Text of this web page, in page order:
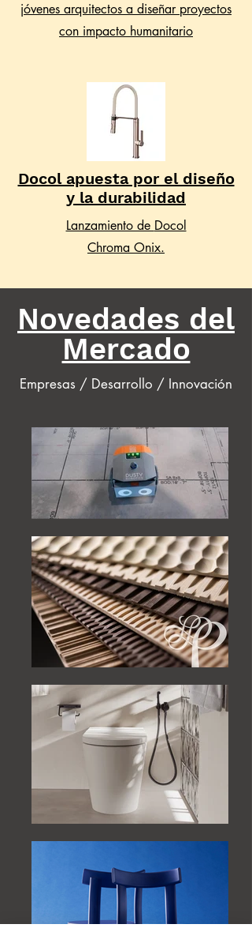
jóvenes arquitectos a diseñar proyectos
con impacto humanitario
Docol apuesta por el diseño
y la durabilidad
Lanzamiento de Docol
Chroma Onix.
Novedades del
Mercado
Empresas / Desarrollo / Innovación